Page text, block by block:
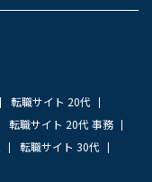
転職サイト 20代
転職サイト 20代 事務
転職サイト 30代